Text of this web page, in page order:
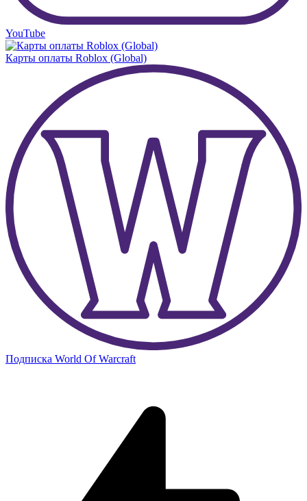
YouTube
Карты оплаты Roblox (Global)
Подписка World Of Warcraft